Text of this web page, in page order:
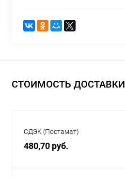
СТОИМОСТЬ ДОСТАВКИ
СДЭК (Постамат)
480,70 руб.